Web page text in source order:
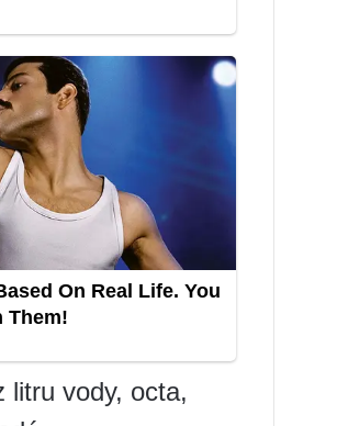
litru vody, octa,